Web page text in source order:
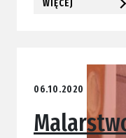
WIĘCEJ
06.10.2020